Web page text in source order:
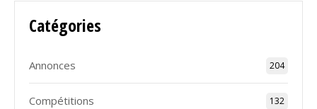
Catégories
Annonces 204
Compétitions 132